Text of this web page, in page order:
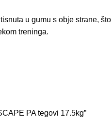
u gumu s obje strane, što
treninga.
PA tegovi 17.5kg”